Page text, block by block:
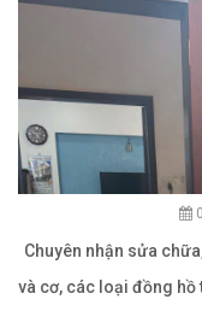
Chuyên nhận sửa
và cơ, các loại đồng